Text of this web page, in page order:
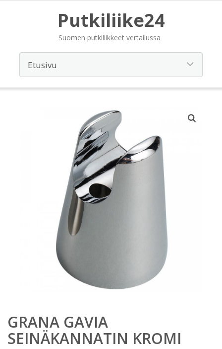
Putkiliike24
Suomen putkiliikkeet vertailussa
GRANA GAVIA
SEINÄKANNATIN KROMI